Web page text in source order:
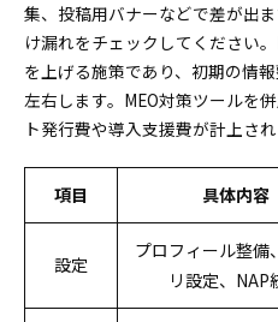
集、投稿用バナーなどで差が出
け漏れをチェックしてください
を上げる施策であり、初期の情
左右します。MEO対策ツールを
ト発行費や導入支援費が計上さ
項目 具体内容
設定
プロフィール整備
リ設定、NAP